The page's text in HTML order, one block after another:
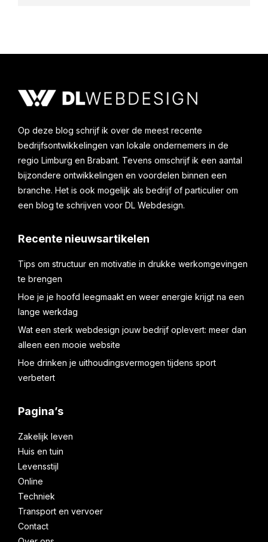
Op deze blog schrijf ik over de meest recente
bedrijfsontwikkelingen van lokale ondernemers in de
regio Limburg en Brabant. Tevens omschrijf ik een aantal
bijzondere ontwikkelingen en voordelen binnen een
branche. Het is ook mogelijk als bedrijf of particulier om
een blog te schrijven voor DL Webdesign.
Recente nieuwsartikelen
Tips om structuur en motivatie in drukke werkomgevingen
te brengen
Hoe je je hoofd leegmaakt en weer energie krijgt na een
lange werkdag
Wat een sterk webdesign jouw bedrijf oplevert: meer dan
alleen een mooie website
Hoe drinken je uithoudingsvermogen tijdens sport
verbetert
Pagina’s
Zakelijk leven
Huis en tuin
Levensstijl
Online
Techniek
Transport en vervoer
Contact